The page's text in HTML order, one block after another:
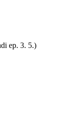
ep. 3. 5.)